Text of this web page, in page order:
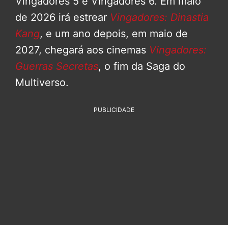
de 2026 irá estrear Vingadores: Dinastia
Kang, e um ano depois, em maio de
2027, chegará aos cinemas Vingadores:
Guerras Secretas, o fim da Saga do
Multiverso.
PUBLICIDADE